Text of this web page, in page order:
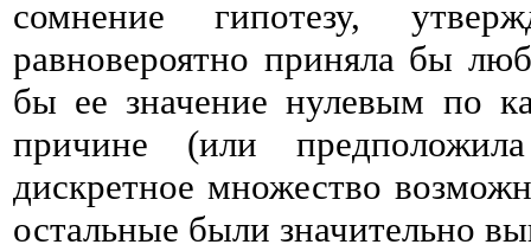
сомнение гипотезу,
равновероятно приняла бы
бы ее значение нулевым по
причине (или
дискретное множество
остальные были значительно